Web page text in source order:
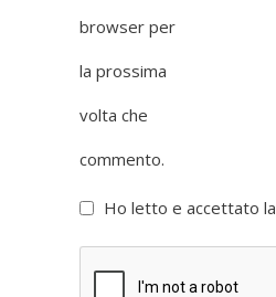
browser per
la prossima
volta che
commento.
Ho letto e accettato la